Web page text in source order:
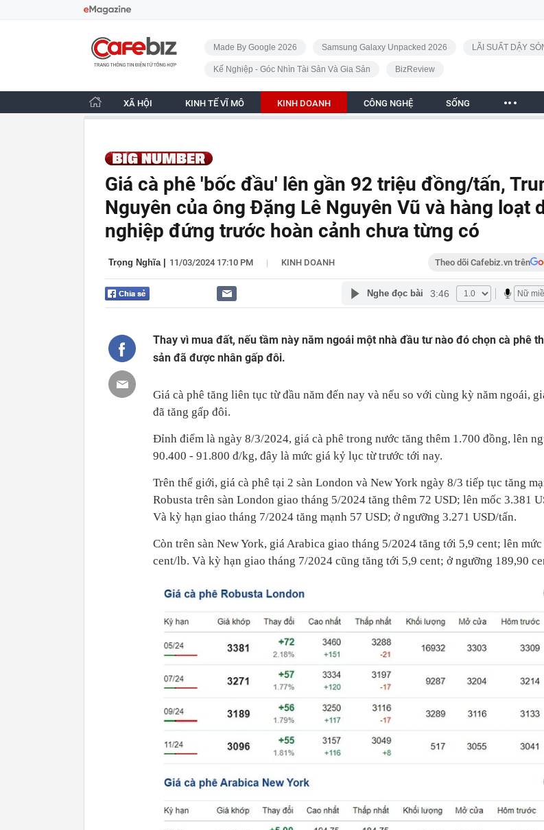
CafeBiz - Trang chủ
Made By Google 2026 Samsung Galaxy Unpacked 2026 LÃI SUẤT DẬY
Kế Nghiệp - Góc Nhìn Tài Sản Và Gia Sản BizReview
XÃ HỘI KINH TẾ VĨ MÔ KINH DOANH CÔNG NGHỆ SỐNG
Giá cà phê 'bốc đầu' lên gần 92 triệu đồng/tấn,
Nguyên của ông Đặng Lê Nguyên Vũ và hàng loạt
nghiệp đứng trước hoàn cảnh chưa từng có
Trọng Nghĩa| 11/03/2024 17:10 PM | KINH DOANH Theo dõi Cafebiz.vn trên
Nghe đọc bài 3:46
Thay vì mua đất, nếu tầm này năm ngoái một nhà đầu tư nào đó chọn cà phê
sản đã được nhân gấp đôi.
Giá cà phê tăng liên tục từ đầu năm đến nay và nếu so với cùng kỳ năm ngoái,
đã tăng gấp đôi.
Đỉnh điểm là ngày 8/3/2024, giá cà phê trong nước tăng thêm 1.700 đồng, lên
90.400 - 91.800 đ/kg, đây là mức giá kỷ lục từ trước tới nay.
Trên thế giới, giá cà phê tại 2 sàn London và New York ngày 8/3 tiếp tục tăng
Robusta trên sàn London giao tháng 5/2024 tăng thêm 72 USD; lên mốc 3.381
Và kỳ hạn giao tháng 7/2024 tăng mạnh 57 USD; ở ngưỡng 3.271 USD/tấn.
Còn trên sàn New York, giá Arabica giao tháng 5/2024 tăng tới 5,9 cent; lên
cent/lb. Và kỳ hạn giao tháng 7/2024 cũng tăng tới 5,9 cent; ở ngưỡng 189,90